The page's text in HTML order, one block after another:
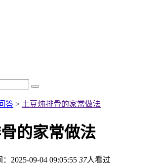
答 > 土豆炖排骨的家常做法
的家常做法
：2025-09-04 09:05:55 37人看过